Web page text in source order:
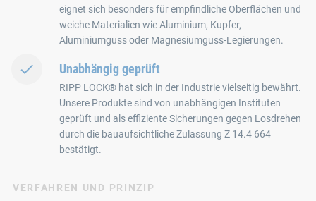
eignet sich besonders für empfindliche Oberflächen und
weiche Materialien wie Aluminium, Kupfer,
Aluminiumguss oder Magnesiumguss-Legierungen.
Unabhängig geprüft
RIPP LOCK® hat sich in der Industrie vielseitig bewährt.
Unsere Produkte sind von unabhängigen Instituten
geprüft und als effiziente Sicherungen gegen Losdrehen
durch die bauaufsichtliche Zulassung Z 14.4 664
bestätigt.
VERFAHREN UND PRINZIP